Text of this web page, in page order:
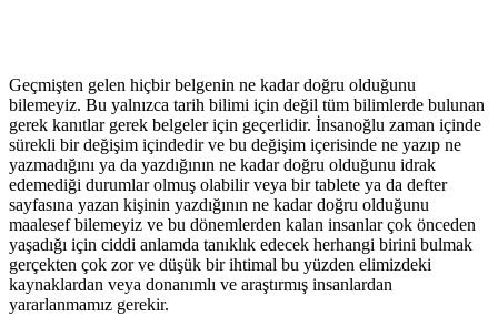
Geçmişten gelen hiçbir belgenin ne kadar doğru olduğunu
bilemeyiz. Bu yalnızca tarih bilimi için değil tüm bilimlerde bulunan
gerek kanıtlar gerek belgeler için geçerlidir. İnsanoğlu zaman içinde
sürekli bir değişim içindedir ve bu değişim içerisinde ne yazıp ne
yazmadığını ya da yazdığının ne kadar doğru olduğunu idrak
edemediği durumlar olmuş olabilir veya bir tablete ya da defter
sayfasına yazan kişinin yazdığının ne kadar doğru olduğunu
maalesef bilemeyiz ve bu dönemlerden kalan insanlar çok önceden
yaşadığı için ciddi anlamda tanıklık edecek herhangi birini bulmak
gerçekten çok zor ve düşük bir ihtimal bu yüzden elimizdeki
kaynaklardan veya donanımlı ve araştırmış insanlardan
yararlanmamız gerekir.